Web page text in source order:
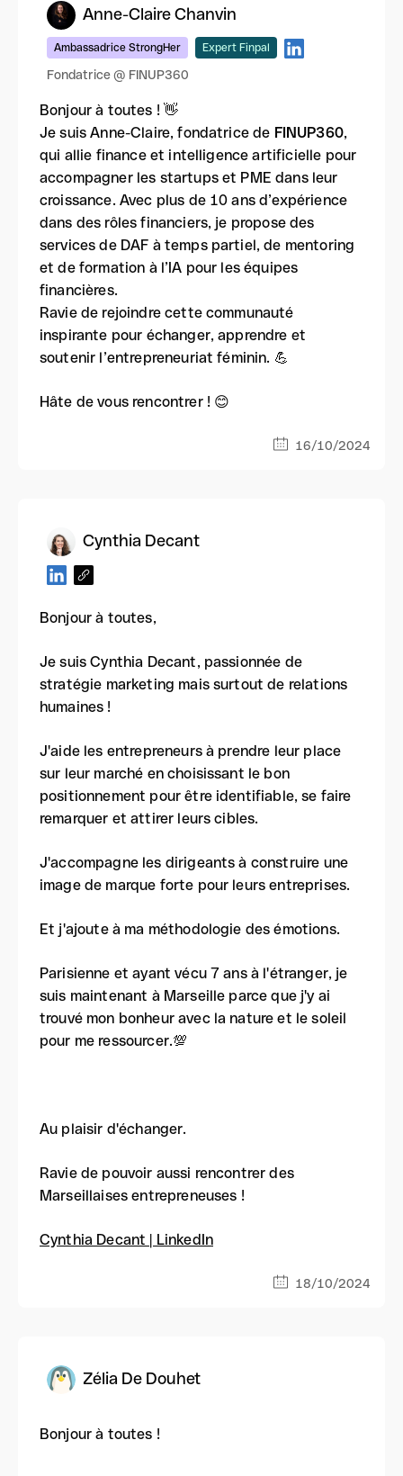
Anne-Claire Chanvin
Ambassadrice StrongHer Expert Finpal
Fondatrice @ FINUP360
Bonjour à toutes ! 👋
Je suis Anne-Claire, fondatrice de FINUP360,
qui allie finance et intelligence artificielle pour
accompagner les startups et PME dans leur
croissance. Avec plus de 10 ans d’expérience
dans des rôles financiers, je propose des
services de DAF à temps partiel, de mentoring
et de formation à l’IA pour les équipes
financières.
Ravie de rejoindre cette communauté
inspirante pour échanger, apprendre et
soutenir l’entrepreneuriat féminin. 💪
Hâte de vous rencontrer ! 😊
16/10/2024
Cynthia Decant
Bonjour à toutes,
Je suis Cynthia Decant, passionnée de
stratégie marketing mais surtout de relations
humaines !
J'aide les entrepreneurs à prendre leur place
sur leur marché en choisissant le bon
positionnement pour être identifiable, se faire
remarquer et attirer leurs cibles.
J'accompagne les dirigeants à construire une
image de marque forte pour leurs entreprises.
Et j'ajoute à ma méthodologie des émotions.
Parisienne et ayant vécu 7 ans à l'étranger, je
suis maintenant à Marseille parce que j'y ai
trouvé mon bonheur avec la nature et le soleil
pour me ressourcer.💯
Au plaisir d'échanger.
Ravie de pouvoir aussi rencontrer des
Marseillaises entrepreneuses !
Cynthia Decant | LinkedIn
18/10/2024
Zélia De Douhet
Bonjour à toutes !